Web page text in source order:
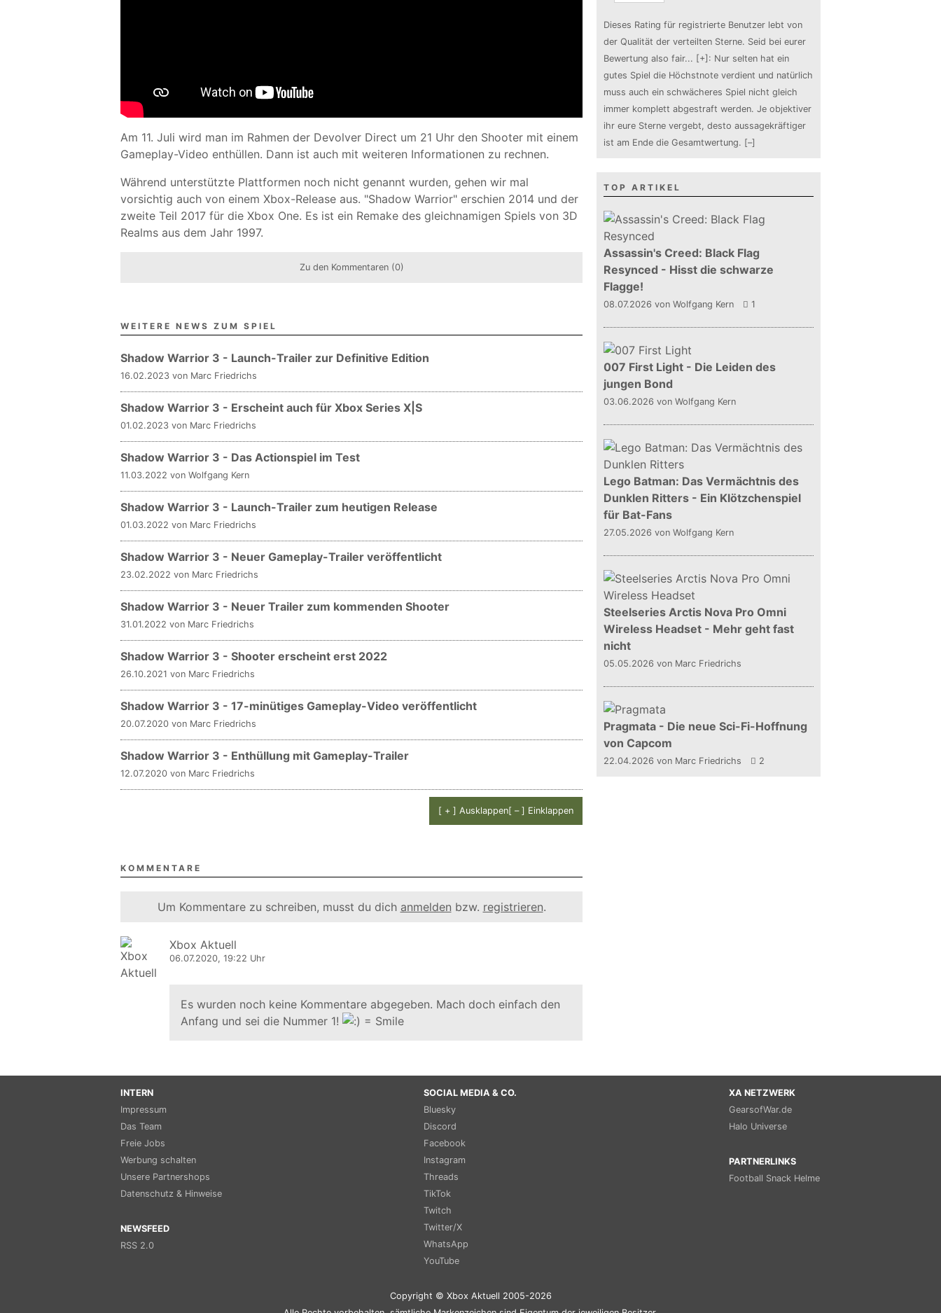
Am 11. Juli wird man im Rahmen der Devolver Direct um 21 Uhr den Shooter mit einem
Gameplay-Video enthüllen. Dann ist auch mit weiteren Informationen zu rechnen.
Während unterstützte Plattformen noch nicht genannt wurden, gehen wir mal
vorsichtig auch von einem Xbox-Release aus. "Shadow Warrior" erschien 2014 und der
zweite Teil 2017 für die Xbox One. Es ist ein Remake des gleichnamigen Spiels von 3D
Realms aus dem Jahr 1997.
Zu den Kommentaren (0)
WEITERE NEWS ZUM SPIEL
Shadow Warrior 3 - Launch-Trailer zur Definitive Edition
16.02.2023 von Marc Friedrichs
Shadow Warrior 3 - Erscheint auch für Xbox Series X|S
01.02.2023 von Marc Friedrichs
Shadow Warrior 3 - Das Actionspiel im Test
11.03.2022 von Wolfgang Kern
Shadow Warrior 3 - Launch-Trailer zum heutigen Release
01.03.2022 von Marc Friedrichs
Shadow Warrior 3 - Neuer Gameplay-Trailer veröffentlicht
23.02.2022 von Marc Friedrichs
Shadow Warrior 3 - Neuer Trailer zum kommenden Shooter
31.01.2022 von Marc Friedrichs
Shadow Warrior 3 - Shooter erscheint erst 2022
26.10.2021 von Marc Friedrichs
Shadow Warrior 3 - 17-minütiges Gameplay-Video veröffentlicht
20.07.2020 von Marc Friedrichs
Shadow Warrior 3 - Enthüllung mit Gameplay-Trailer
12.07.2020 von Marc Friedrichs
[ + ] Ausklappen[ – ] Einklappen
KOMMENTARE
Um Kommentare zu schreiben, musst du dich anmelden bzw. registrieren.
Xbox Aktuell
06.07.2020, 19:22 Uhr
Es wurden noch keine Kommentare abgegeben. Mach doch einfach den
Anfang und sei die Nummer 1!
Dieses Rating für registrierte Benutzer lebt von
der Qualität der verteilten Sterne. Seid bei eurer
Bewertung also fair... [+] : Nur selten hat ein
gutes Spiel die Höchstnote verdient und natürlich
muss auch ein schwächeres Spiel nicht gleich
immer komplett abgestraft werden. Je objektiver
ihr eure Sterne vergebt, desto aussagekräftiger
ist am Ende die Gesamtwertung. [–]
TOP ARTIKEL
Assassin's Creed: Black Flag
Resynced - Hisst die schwarze
Flagge!
08.07.2026 von Wolfgang Kern 1
007 First Light - Die Leiden des
jungen Bond
03.06.2026 von Wolfgang Kern
Lego Batman: Das Vermächtnis des
Dunklen Ritters - Ein Klötzchenspiel
für Bat-Fans
27.05.2026 von Wolfgang Kern
Steelseries Arctis Nova Pro Omni
Wireless Headset - Mehr geht fast
nicht
05.05.2026 von Marc Friedrichs
Pragmata - Die neue Sci-Fi-Hoffnung
von Capcom
22.04.2026 von Marc Friedrichs 2
INTERN
Impressum
Das Team
Freie Jobs
Werbung schalten
Unsere Partnershops
Datenschutz & Hinweise
NEWSFEED
RSS 2.0
SOCIAL MEDIA & CO.
Bluesky
Discord
Facebook
Instagram
Threads
TikTok
Twitch
Twitter/X
WhatsApp
YouTube
XA NETZWERK
GearsofWar.de
Halo Universe
PARTNERLINKS
Football Snack Helme
Copyright © Xbox Aktuell 2005-2026